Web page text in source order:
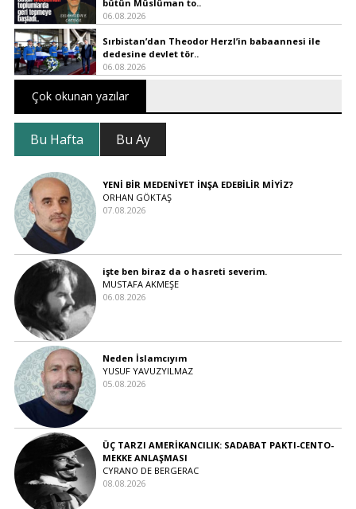
bütün Müslüman to..
06.08.2026
Sırbistan’dan Theodor Herzl’in babaannesi ile
dedesine devlet tör..
06.08.2026
Çok okunan yazılar
Bu Hafta Bu Ay
YENİ BİR MEDENİYET İNŞA EDEBİLİR MİYİZ?
ORHAN GÖKTAŞ
07.08.2026
işte ben biraz da o hasreti severim.
MUSTAFA AKMEŞE
06.08.2026
Neden İslamcıyım
YUSUF YAVUZYILMAZ
05.08.2026
ÜÇ TARZI AMERİKANCILIK: SADABAT PAKTI-CENTO-
MEKKE ANLAŞMASI
CYRANO DE BERGERAC
08.08.2026